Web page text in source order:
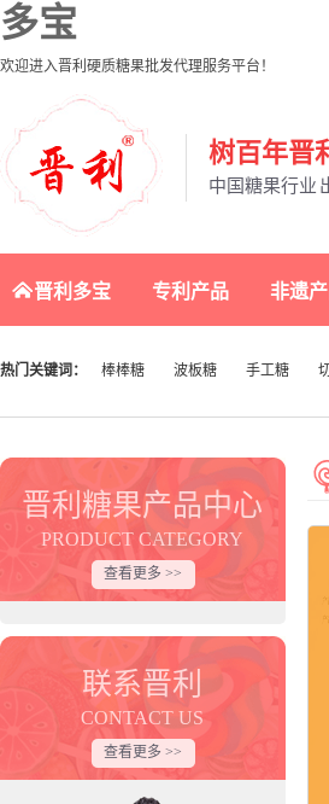
多宝
欢迎进入晋利硬质糖果批发代理服务平台！
树百年晋
中国糖果行业
晋利多宝 专利产品 非遗
热门关键词： 棒棒糖 波板糖 手工糖
晋利糖果产品中心
PRODUCT CATEGORY
查看更多 >>
联系晋利
CONTACT US
查看更多 >>